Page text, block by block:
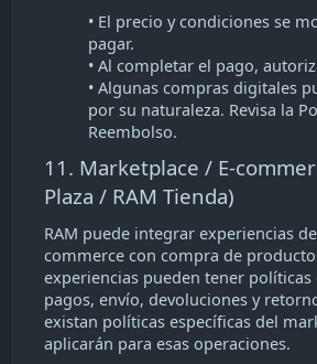
• El precio y condiciones se
pagar.
• Al completar el pago,
• Algunas compras digitales
por su naturaleza. Revisa la
Reembolso.
11. Marketplace / E-
Plaza / RAM Tienda)
RAM puede integrar experiencias
commerce con compra de
experiencias pueden tener políticas
pagos, envío, devoluciones y
existan políticas específicas del
aplicarán para esas operaciones.